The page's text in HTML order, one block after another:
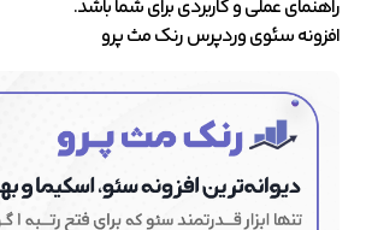
راهنمای عملی و کاربردی برای شما باشد.
افزونه سئوی وردپرس رنک مث پرو